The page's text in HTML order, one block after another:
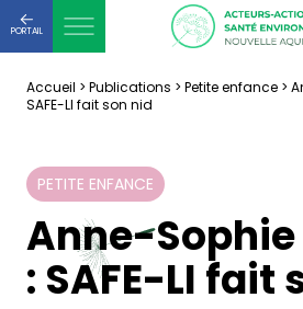
PORTAIL
Accueil > Publications > Petite enfance >
SAFE-LI fait son nid
PETITE ENFANCE
Anne-
: SAFE-LI fait